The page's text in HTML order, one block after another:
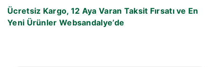
Ücretsiz Kargo, 12 Aya Varan Taksit Fırsatı ve En
Yeni Ürünler Websandalye’de